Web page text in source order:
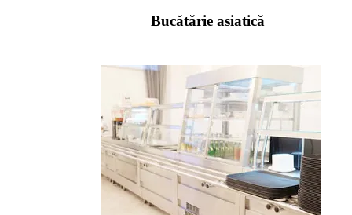
Bucătărie asiatică